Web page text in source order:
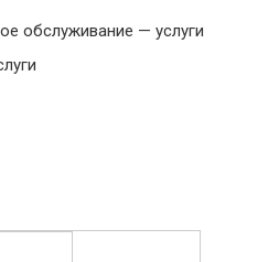
обслуживание — услуги